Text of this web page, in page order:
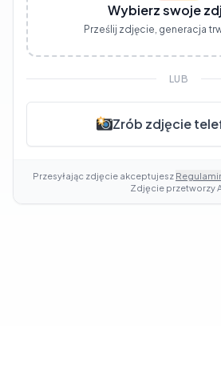
Wybierz swoje
Prześlij zdjęcie, generacja
LUB
Zrób zdjęcie
Przesyłając zdjęcie akceptujesz
Zdjęcie przetworzy